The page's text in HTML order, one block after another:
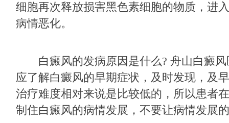
细胞再次释放损害黑色素细胞的物质，进
病情恶化。
白癜风的发病原因是什么? 舟山白癜风
应了解白癜风的早期症状，及时发现，及
治疗难度相对来说是比较低的，所以患者
制住白癜风的病情发展，不要让病情发展